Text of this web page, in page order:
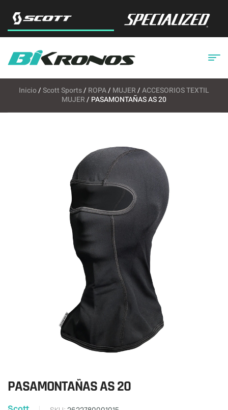
Inicio/Scott Sports/ ROPA/ MUJER/ACCESORIOS TEXTIL
MUJER/ PASAMONTAÑAS AS 20
PASAMONTAÑAS AS 20